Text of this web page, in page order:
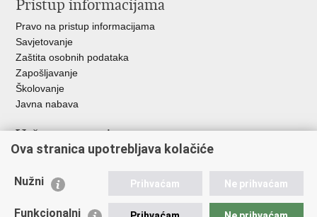
Pristup informacijama
Pravo na pristup informacijama
Savjetovanje
Zaštita osobnih podataka
Zapošljavanje
Školovanje
Javna nabava
Važne poveznice
Ministarstvo unutarnjih poslova
Udruge
Ova stranica upotrebljava kolačiće
Nužni Prihvaćam Ne prihvaćam
Funkcionalni